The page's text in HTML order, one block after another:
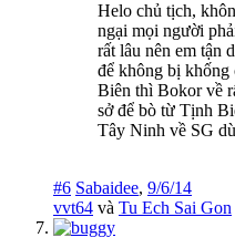
Helo chủ tịch,
ngại mọi người
rất lâu nên em tận
để không bị
Biên thì Bokor về
sở để bò từ Tịnh
Tây Ninh về SG
#6 Sabaidee, 9/6/14
vvt64 và Tu Ech Sai Gon